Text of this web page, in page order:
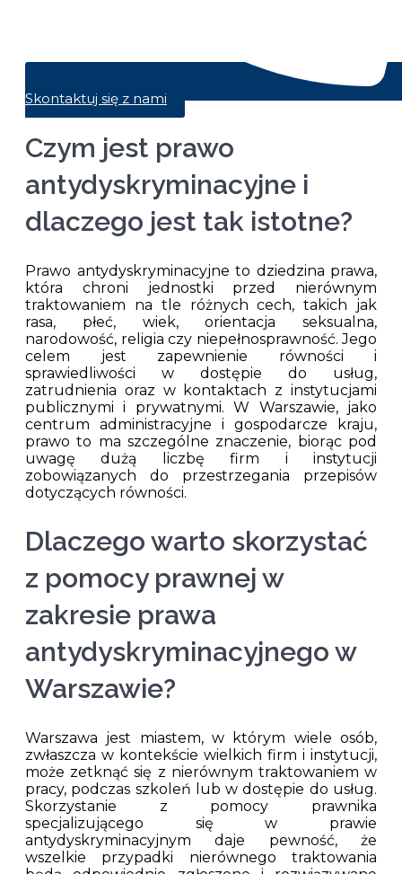
Skontaktuj się z nami
Czym jest prawo
antydyskryminacyjne i
dlaczego jest tak istotne?
Prawo antydyskryminacyjne to dziedzina prawa,
która chroni jednostki przed nierównym
traktowaniem na tle różnych cech, takich jak
rasa, płeć, wiek, orientacja seksualna,
narodowość, religia czy niepełnosprawność. Jego
celem jest zapewnienie równości i
sprawiedliwości w dostępie do usług,
zatrudnienia oraz w kontaktach z instytucjami
publicznymi i prywatnymi. W Warszawie, jako
centrum administracyjne i gospodarcze kraju,
prawo to ma szczególne znaczenie, biorąc pod
uwagę dużą liczbę firm i instytucji
zobowiązanych do przestrzegania przepisów
dotyczących równości.
Dlaczego warto skorzystać
z pomocy prawnej w
zakresie prawa
antydyskryminacyjnego w
Warszawie?
Warszawa jest miastem, w którym wiele osób,
zwłaszcza w kontekście wielkich firm i instytucji,
może zetknąć się z nierównym traktowaniem w
pracy, podczas szkoleń lub w dostępie do usług.
Skorzystanie z pomocy prawnika
specjalizującego się w prawie
antydyskryminacyjnym daje pewność, że
wszelkie przypadki nierównego traktowania